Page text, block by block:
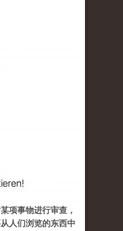
项事物进行审查，
人们浏览的东西中